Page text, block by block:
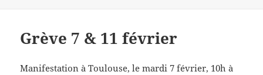
Grève 7 & 11 février
Manifestation à Toulouse, le mardi 7 février, 10h à